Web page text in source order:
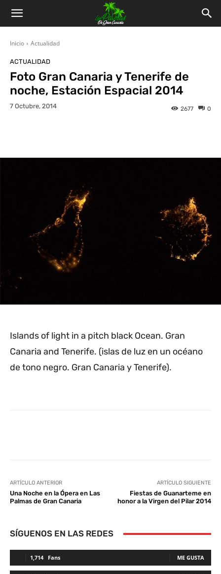
Inicio Actualidad
ACTUALIDAD
Foto Gran Canaria y Tenerife de
noche, Estación Espacial 2014
7 Octubre, 2014 0
2677
Islands of light in a pitch black Ocean. Gran
Canaria and Tenerife. (islas de luz en un océano
de tono negro. Gran Canaria y Tenerife).
ARTÍCULO ANTERIOR
Una Noche en la Ópera en Las
Palmas de Gran Canaria
ARTÍCULO SIGUIENTE
Fiestas de Guanarteme en
honor a la Virgen del Pilar 2014
SÍGUENOS EN LAS REDES
1,714 Fans ME GUSTA